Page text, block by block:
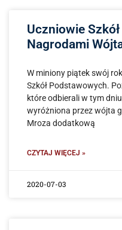
Uczniowie
Nagrodami
W miniony piątek swój
Szkół Podstawowych.
które odbierali w tym
wyróżniona przez wójta
Mroza dodatkową
CZYTAJ WIĘCEJ »
2020-07-03